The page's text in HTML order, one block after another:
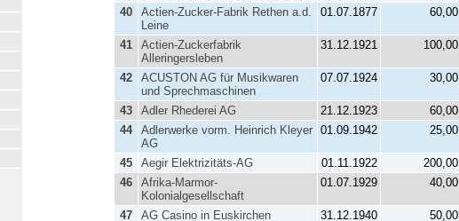
40
Actien-Zucker-Fabrik Rethen a.d.
Leine
01.07.1877 60,00
41
Actien-Zuckerfabrik
Alleringersleben
31.12.1921 100,00
42
ACUSTON AG für Musikwaren
und Sprechmaschinen
07.07.1924 30,00
43 Adler Rhederei AG 21.12.1923 60,00
44
Adlerwerke vorm. Heinrich Kleyer
AG
01.09.1942 25,00
45 Aegir Elektrizitäts-AG 01.11.1922 200,00
46
Afrika-Marmor-
Kolonialgesellschaft
01.07.1929 40,00
47 AG Casino in Euskirchen 31.12.1940 50,00